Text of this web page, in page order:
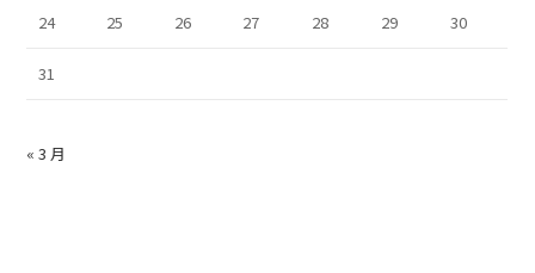
24 25 26 27 28 29 30
31
« 3 月